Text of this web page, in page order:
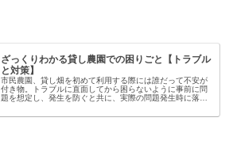
ざっくりわかる貸し農園での困りごと【トラブル
と対策】
市民農園、貸し畑を初めて利用する際には誰だって不安が
付き物。トラブルに直面してから困らないように事前に問
題を想定し、発生を防ぐと共に、実際の問題発生時に落ち
【困った】と【トラブル】困りごとト...